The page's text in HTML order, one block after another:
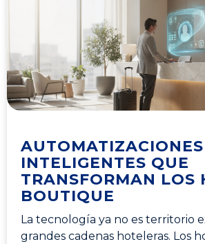
AUTOMATIZACIONES
INTELIGENTES QUE
TRANSFORMAN LOS
BOUTIQUE
La tecnología ya no es territorio
grandes cadenas hoteleras. Los